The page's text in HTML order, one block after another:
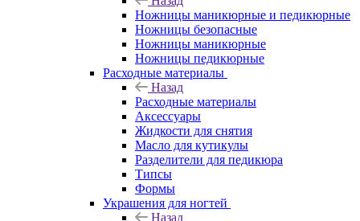
Ножницы маникюрные и педикюрные
Ножницы безопасные
Ножницы маникюрные
Ножницы педикюрные
Расходные материалы
Назад
Расходные материалы
Аксессуары
Жидкости для снятия
Масло для кутикулы
Разделители для педикюра
Типсы
Формы
Украшения для ногтей
Назад